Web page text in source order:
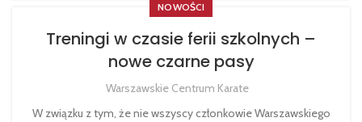
NOWOŚCI
Treningi w czasie ferii szkolnych –
nowe czarne pasy
Warszawskie Centrum Karate
W związku z tym, że nie wszyscy członkowie Warszawskiego